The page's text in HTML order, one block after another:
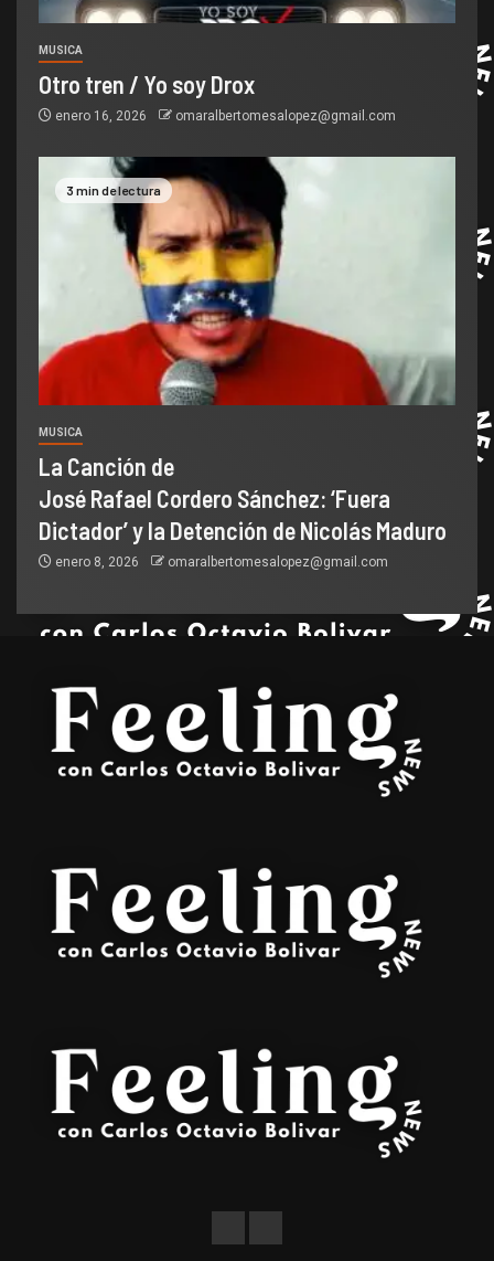
MUSICA
Otro tren / Yo soy Drox
enero 16, 2026 omaralbertomesalopez@gmail.com
3 min de lectura
MUSICA
La Canción de
José Rafael Cordero Sánchez: ‘Fuera
Dictador’ y la Detención de Nicolás Maduro
enero 8, 2026 omaralbertomesalopez@gmail.com